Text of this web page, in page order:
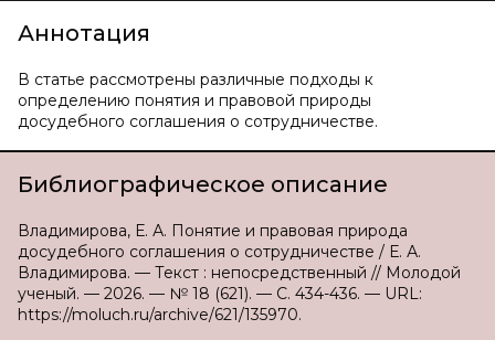
Аннотация
В статье рассмотрены различные подходы к
определению понятия и правовой природы
досудебного соглашения о сотрудничестве.
Библиографическое описание
Владимирова, Е. А. Понятие и правовая природа
досудебного соглашения о сотрудничестве / Е. А.
Владимирова. — Текст : непосредственный // Молодой
ученый. — 2026. — № 18 (621). — С. 434-436. — URL:
https://moluch.ru/archive/621/135970.